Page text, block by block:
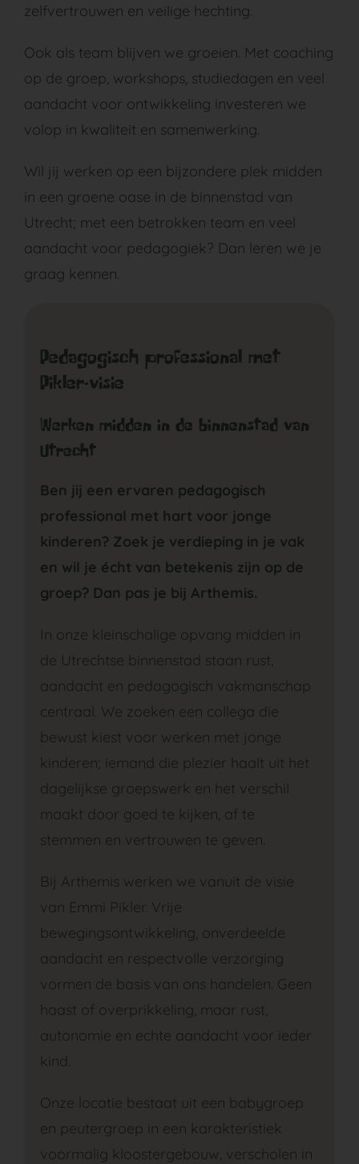
zelfvertrouwen en veilige hechting.
Ook als team blijven we groeien. Met coaching
op de groep, workshops, studiedagen en veel
aandacht voor ontwikkeling investeren we
volop in kwaliteit en samenwerking.
Wil jij werken op een bijzondere plek midden
in een groene oase in de binnenstad van
Utrecht; met een betrokken team en veel
aandacht voor pedagogiek? Dan leren we je
graag kennen.
Pedagogisch professional met
Pikler-visie
Werken midden in de binnenstad van
Utrecht
Ben jij een ervaren pedagogisch
professional met hart voor jonge
kinderen? Zoek je verdieping in je vak
en wil je écht van betekenis zijn op de
groep? Dan pas je bij Arthemis.
In onze kleinschalige opvang midden in
de Utrechtse binnenstad staan rust,
aandacht en pedagogisch vakmanschap
centraal. We zoeken een collega die
bewust kiest voor werken met jonge
kinderen; iemand die plezier haalt uit het
dagelijkse groepswerk en het verschil
maakt door goed te kijken, af te
stemmen en vertrouwen te geven.
Bij Arthemis werken we vanuit de visie
van Emmi Pikler. Vrije
bewegingsontwikkeling, onverdeelde
aandacht en respectvolle verzorging
vormen de basis van ons handelen. Geen
haast of overprikkeling, maar rust,
autonomie en echte aandacht voor ieder
kind.
Onze locatie bestaat uit een babygroep
en peutergroep in een karakteristiek
voormalig kloostergebouw, verscholen in